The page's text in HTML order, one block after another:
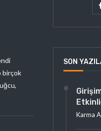
birçok
SON
Karma